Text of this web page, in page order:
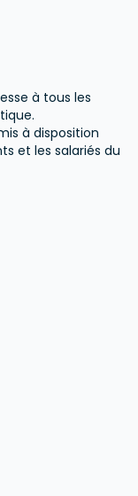
à tous les
à disposition
et les salariés du